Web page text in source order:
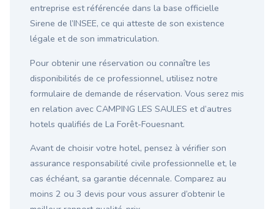
entreprise est référencée dans la base officielle
Sirene de l’INSEE, ce qui atteste de son existence
légale et de son immatriculation.
Pour obtenir une réservation ou connaître les
disponibilités de ce professionnel, utilisez notre
formulaire de demande de réservation. Vous serez mis
en relation avec CAMPING LES SAULES et d’autres
hotels qualifiés de La Forêt-Fouesnant.
Avant de choisir votre hotel, pensez à vérifier son
assurance responsabilité civile professionnelle et, le
cas échéant, sa garantie décennale. Comparez au
moins 2 ou 3 devis pour vous assurer d’obtenir le